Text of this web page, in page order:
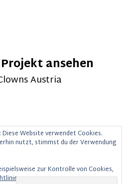
ansehen
Austria
Schiele |Datenschutz|
|Kontakt
Website verwendet Cookies.
nutzt, stimmst du der Verwendung
zur Kontrolle von Cookies,